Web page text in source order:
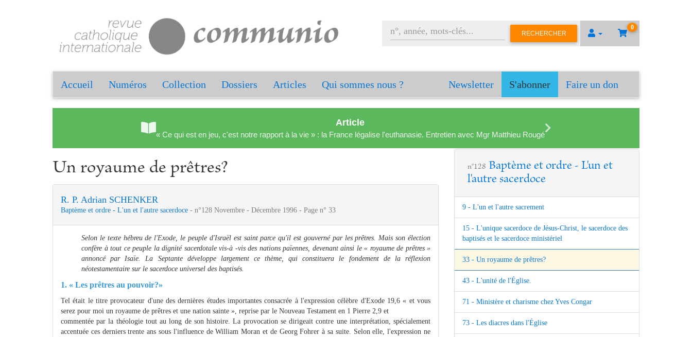
0
RECHERCHER
Accueil Numéros Collection Dossiers Articles Qui sommes nous ? Newsletter S'abonner Faire un don
Article
« Ce qui est en jeu, c'est notre rapport à la vie » : la France légalise l'euthanasie. Entretien avec Mgr Matthieu Rougé
Un royaume de prêtres?
R. P. Adrian SCHENKER
Baptème et ordre - L'un et l'autre sacerdoce - n°128 Novembre - Décembre 1996 - Page n° 33
Selon le texte hébreu de l'Exode, le peuple d'Israël est saint parce qu'il est gouverné par les prêtres. Mais son élection
confère à tout ce peuple la dignité sacerdotale vis-à -vis des nations païennes, devenant ainsi le « royaume de prêtres »
annoncé par Isaïe. La Septante développe largement ce thème, qui constituera le fondement de la réflexion
néotestamentaire sur le sacerdoce universel des baptisés.
1. « Les prêtres au pouvoir?»
Tel était le titre provocateur d'une des dernières études importantes consacrée à l'expression célèbre d'Exode 19,6 « et vous
serez pour moi un royaume de prêtres et une nation sainte », reprise par le Nouveau Testament en 1 Pierre 2,9 et
commentée par la théologie tout au long de son histoire. La provocation se dirigeait contre une interprétation, spécialement
accentuée ces derniers trente ans sous l'influence de William Moran et de Georg Fohrerà sa suite. Selon elle, l'expression ne
n°128 Baptème et ordre - L'un et
l'autre sacerdoce
9 - L'un et l'autre sacrement
15 - L'unique sacerdoce de Jésus-Christ, le sacerdoce des
baptisés et le sacerdoce ministériel
33 - Un royaume de prêtres?
43 - L'unité de l'Église.
71 - Ministère et charisme chez Yves Congar
73 - Les diacres dans l'Église